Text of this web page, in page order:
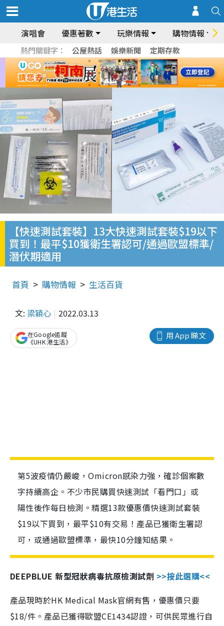
演唱會 優惠著數 玩樂情報 購物情報
熱門關鍵字： 公屋熱話 娛樂新聞 定期存款
【快速測試套裝】13大快速測試套裝$19以下
買到！最平$10獲衛生署認可/通過歐盟標準/
潛伏期適用
首頁 購物情報 生活百貨
文: 梁穎心 2022.03.13
用 App 睇文
在Google追蹤
《UHK 港生活》
第5波疫情仍嚴峻，Omicron感染力強，確診個案數
字持續高企。不少市民購買快速測試「看門口」或
陽性後作每日檢測。精選13款優惠價快速測試套裝
$19以下買到，最平$10有交易！產品已獲衛生署認
可，或通過歐盟標準，最快10分鐘知結果。
DEEPBLUE 新型冠狀病毒抗原檢測試劑 >>按此選購<<
產品現時於HK Medical Mask官網有售，優惠價只要
$18/件。產品已獲得歐盟CE1434認證，可供民眾進行自